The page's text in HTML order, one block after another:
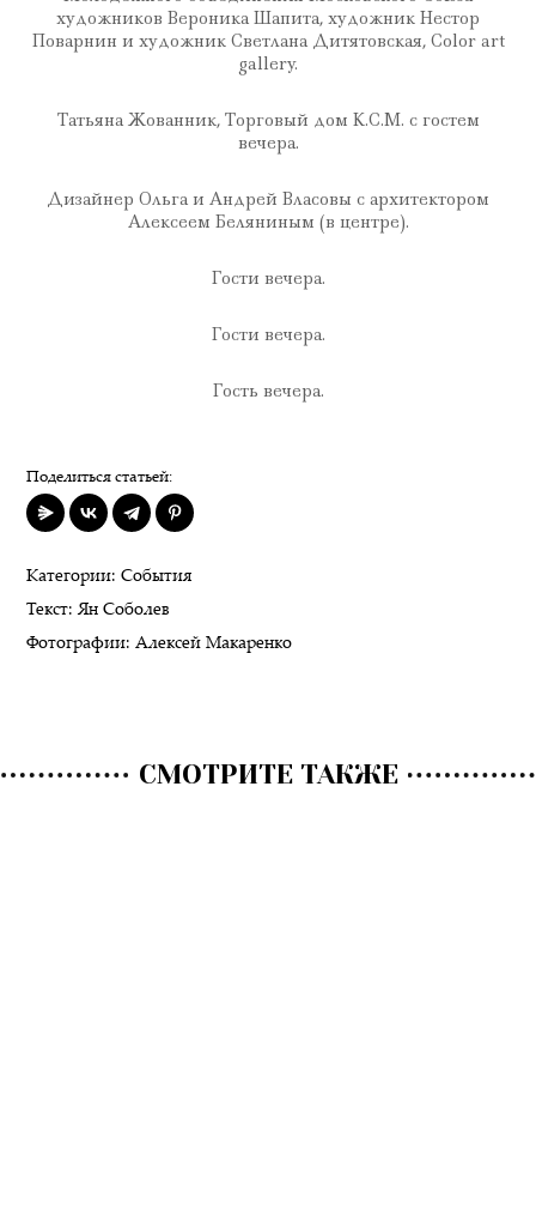
художников Вероника Шапита, художник Нестор
Поварнин и художник Светлана Дитятовская, Color art
gallery.
Татьяна Жованник, Торговый дом К.С.М. с гостем
вечера.
Дизайнер Ольга и Андрей Власовы с архитектором
Алексеем Беляниным (в центре).
Гости вечера.
Гости вечера.
Гость вечера.
Поделиться статьей:
Категории:События
Текст:Ян Соболев
Фотографии:Алексей Макаренко
СМОТРИТЕ ТАКЖЕ